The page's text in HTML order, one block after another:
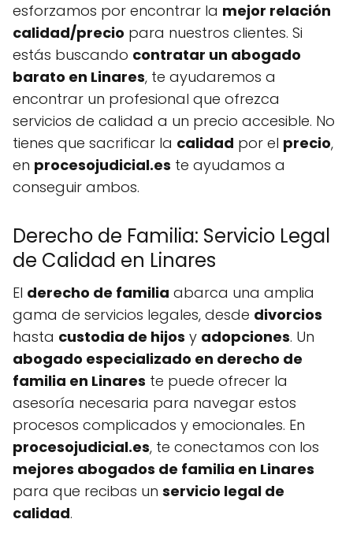
esforzamos por encontrar la mejor relación
calidad/precio para nuestros clientes. Si
estás buscando contratar un abogado
barato en Linares, te ayudaremos a
encontrar un profesional que ofrezca
servicios de calidad a un precio accesible. No
tienes que sacrificar la calidad por el precio,
en procesojudicial.es te ayudamos a
conseguir ambos.
Derecho de Familia: Servicio Legal
de Calidad en Linares
El derecho de familia abarca una amplia
gama de servicios legales, desde divorcios
hasta custodia de hijos y adopciones. Un
abogado especializado en derecho de
familia en Linares te puede ofrecer la
asesoría necesaria para navegar estos
procesos complicados y emocionales. En
procesojudicial.es, te conectamos con los
mejores abogados de familia en Linares
para que recibas un servicio legal de
calidad.